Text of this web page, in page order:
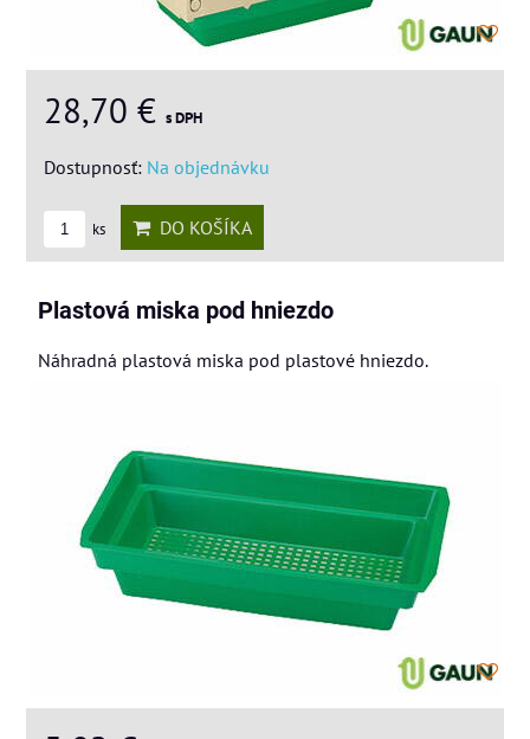
28,70 € s DPH
Dostupnosť: Na objednávku
ks DO KOŠÍKA
Plastová miska pod hniezdo
Náhradná plastová miska pod plastové hniezdo.